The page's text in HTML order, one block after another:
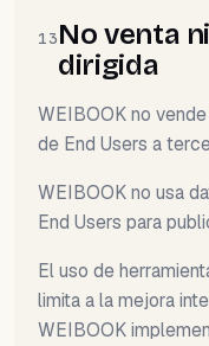
13No venta
dirigida
WEIBOOK no
de End Users a
WEIBOOK no usa
End Users para
El uso de
limita a la mejora
WEIBOOK